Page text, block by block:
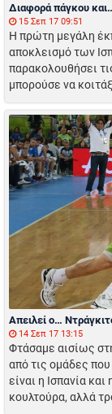
Διαφορά πάγκου
15 Σεπ 17 09:51
Η πρώτη μεγάλη
αποκλεισμό των
παρακολουθήσει
μπορούσε να
Απειλεί ο…
14 Σεπ 17 13:15
Φτάσαμε αισίως
από τις ομάδες
είναι η Ισπανία
κουλτούρα, αλλά